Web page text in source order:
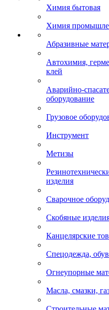
Химия бытовая
Химия
Абразивные
Автохимия,
клей
Аварийно-
оборудование
Грузовое
Инструмент
Метизы
изделия
Сварочное
Скобяные
Канцелярские
Спецодежда,
Огнеупорные
Масла, смазки,